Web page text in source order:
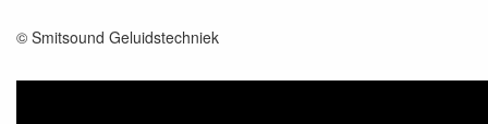
© Smitsound Geluidstechniek